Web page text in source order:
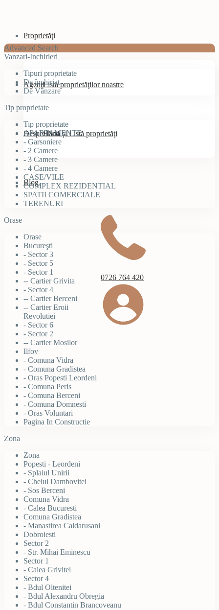
Proprietăţi
Lista proprietăţilor noastre
Hartă şi Listă proprietăţi
Agenţi
Despre Noi
Blog
0726 764 420
Advanced Search
Vanzari-Inchirieri
Tipuri proprietate
De închiriat
De Vânzare
Tip proprietate
Tip proprietate
APARTAMENTE
- Garsoniere
- 2 Camere
- 3 Camere
- 4 Camere
CASE/VILE
COMPLEX REZIDENTIAL
SPATII COMERCIALE
TERENURI
Orase
Orase
Bucureşti
- Sector 3
- Sector 5
- Sector 1
-- Cartier Grivita
- Sector 4
-- Cartier Berceni
-- Cartier Eroii
Revolutiei
- Sector 6
- Sector 2
-- Cartier Mosilor
Ilfov
- Comuna Vidra
- Comuna Gradistea
- Oras Popesti Leordeni
- Comuna Peris
- Comuna Berceni
- Comuna Domnesti
- Oras Voluntari
Pagina In Constructie
Zona
Zona
Popesti - Leordeni
- Splaiul Unirii
- Cheiul Dambovitei
- Sos Berceni
Comuna Vidra
- Calea Bucuresti
Comuna Gradistea
- Manastirea Caldarusani
Dobroiesti
Sector 2
- Str. Mihai Eminescu
Sector 1
- Calea Grivitei
Sector 4
- Bdul Oltenitei
- Bdul Alexandru Obregia
- Bdul Constantin Brancoveanu